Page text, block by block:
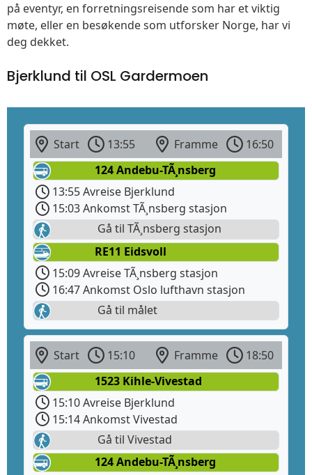
på eventyr, en forretningsreisende som har et viktig
møte, eller en besøkende som utforsker Norge, har vi
deg dekket.
Bjerklund til OSL Gardermoen
Start 13:55 Framme
16:50
124 Andebu-TÃ¸nsberg
13:55 Avreise Bjerklund
15:03 Ankomst TÃ¸nsberg stasjon
Gå til TÃ¸nsberg stasjon
RE11 Eidsvoll
15:09 Avreise TÃ¸nsberg stasjon
16:47 Ankomst Oslo lufthavn stasjon
Gå til målet
Start 15:10 Framme
18:50
1523 Kihle-Vivestad
15:10 Avreise Bjerklund
15:14 Ankomst Vivestad
Gå til Vivestad
124 Andebu-TÃ¸nsberg